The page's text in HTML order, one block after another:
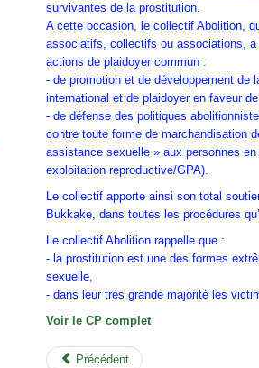
survivantes de la prostitution.
A cette occasion, le collectif Abolition,
associatifs, collectifs ou associations,
actions de plaidoyer commun :
- de promotion et de développement
international et de plaidoyer en faveur
- de défense des politiques
contre toute forme de marchandisation
assistance sexuelle » aux personnes
exploitation reproductive/GPA).
Le collectif apporte ainsi son total
Bukkake, dans toutes les procédures
Le collectif Abolition rappelle que :
- la prostitution est une des formes
sexuelle,
- dans leur très grande majorité les
Voir le CP complet
Précédent